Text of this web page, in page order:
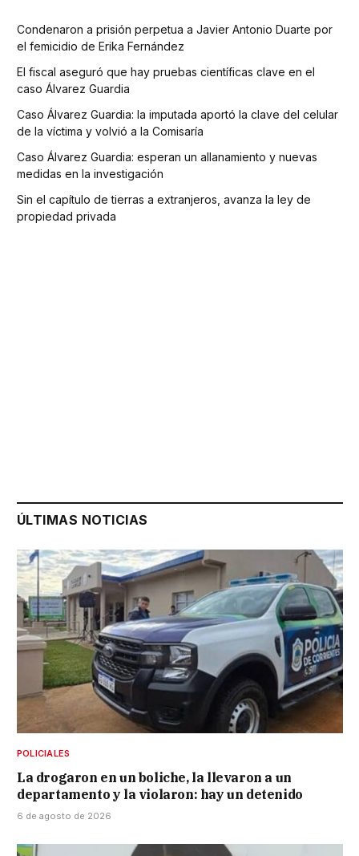
Condenaron a prisión perpetua a Javier Antonio Duarte por
el femicidio de Erika Fernández
El fiscal aseguró que hay pruebas científicas clave en el
caso Álvarez Guardia
Caso Álvarez Guardia: la imputada aportó la clave del celular
de la víctima y volvió a la Comisaría
Caso Álvarez Guardia: esperan un allanamiento y nuevas
medidas en la investigación
Sin el capítulo de tierras a extranjeros, avanza la ley de
propiedad privada
ÚLTIMAS NOTICIAS
POLICIALES
La drogaron en un boliche, la llevaron a un
departamento y la violaron: hay un detenido
6 de agosto de 2026